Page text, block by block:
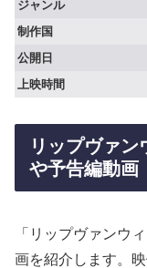
ジャンル
制作国
公開日
上映時間
リップヴァン
や予告編動画
「リップヴァンウ
画を紹介します。